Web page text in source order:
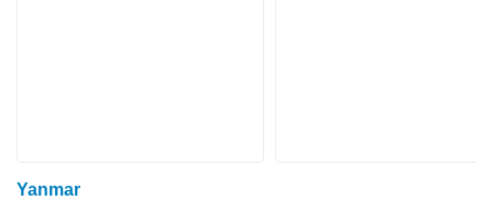
Yanmar